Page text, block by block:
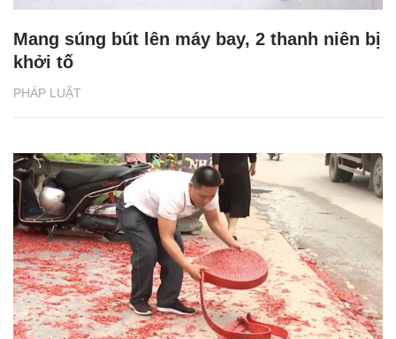
PHÁP LUẬT
Mang súng bút lên máy bay, 2 thanh niên bị
khởi tố